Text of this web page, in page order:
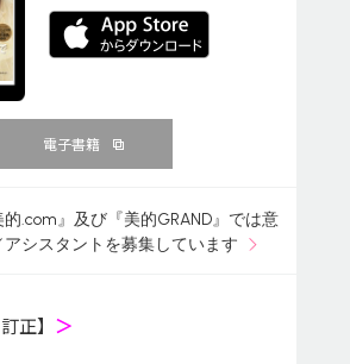
電子書籍
的.com』及び『美的GRAND』では意
シスタントを募集しています
正】 ＞